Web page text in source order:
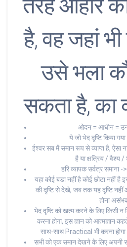
तरह आहार
है, वह जहां
उसे भला
सकता है, का
ओदन = आधीन =
ये जो भेद दृष्टि किया
ईश्वर सब में समान रूप से व्याप्त है, ऐसा
है या क्षत्रिय / वैश्य
हरि व्यापक सर्वत्र समाना
यहा कोई बडा नहीं है कोई छोटा नहीं
की दृष्टि से देखे, जब तक यह दृष्टि नहीं
होना
भेद दृष्टि को खत्म करने के लिए किसी न
करना होगा, इस ज्ञान को आत्मज्ञान
साथ-साथ Practical भी करना
सभी को एक समान देखने के लिए अपनी